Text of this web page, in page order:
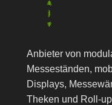
Anbieter von
Messeständen,
Displays,
Theken und Roll-